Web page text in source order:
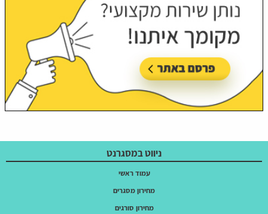
ניווט במסגרנט
עמוד ראשי
מחירון מסגרים
מחירון סורגים